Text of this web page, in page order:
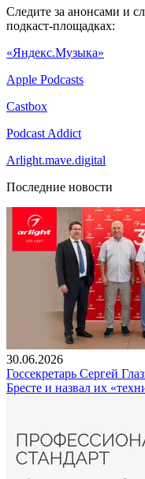
Следите за анонсами и
подкаст-площадках:
«Яндекс.Музыка»
Apple Podcasts
Castbox
Podcast Addict
Arlight.mave.digital
Последние новости
30.06.2026
Госсекретарь Сергей
Бресте и назвал их